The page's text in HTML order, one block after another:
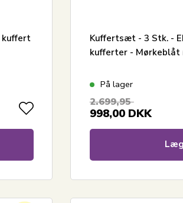
kuffert
Kuffertsæt - 3 Stk. -
kufferter - Mørkeblåt
På lager
2.699,95
998,00 DKK